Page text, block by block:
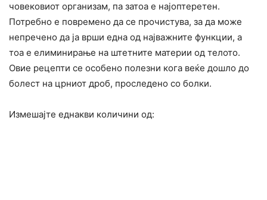
човековиот организам, па затоа е најоптеретен.
Потребно е повремено да се прочистува, за да може
непречено да ја врши една од најважните функции, а
тоа е елиминирање на штетните материи од телото.
Овие рецепти се особено полезни кога веќе дошло до
болест на црниот дроб, проследено со болки.
Измешајте еднакви количини од: